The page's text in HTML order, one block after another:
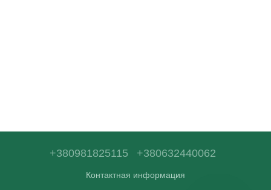
+380981825115 +380632440062
Контактная информация